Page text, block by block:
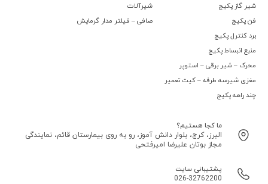
شیر گاز پکیج
فن پکیج
برد کنترل پکیج
منبع انبساط پکیج
محرک – شیر برقی – استوپر
مغزی شیرسه طرفه – کیت تعمیر
چند راهه پکیج
شیرآلات
صافی – فیلتر مدار گرمایش
ما کجا هستیم؟
البرز، کرج، بلوار دانش آموز، رو به روی بیمارستان قائم، نمایندگی
مجاز بوتان علیرضا امیرفتحی
پشتیبانی سایت
026-32762200